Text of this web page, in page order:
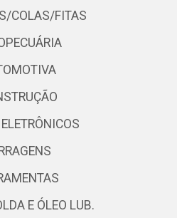
COLAS/FITAS
E ÓLEO LUB.